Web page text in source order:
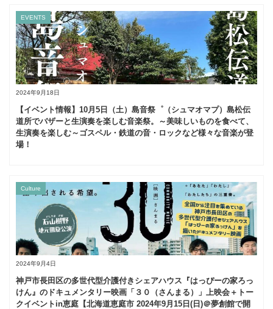
2024年9月18日
EVENTS
【イベント情報】10月5日（土）島音祭゜（シュマオマプ）島松伝
道所でバザーと生演奏を楽しむ音楽祭。～美味しいものを食べて、
生演奏を楽しむ～ゴスペル・鉄道の音・ロックなど様々な音楽が登
場！
2024年9月4日
Culture
神戸市長田区の多世代型介護付きシェアハウス『はっぴーの家ろっ
けん』のドキュメンタリー映画「３０（さんまる）」上映会＋トー
クイベントin恵庭【北海道恵庭市 2024年9月15日(日)＠夢創館で開